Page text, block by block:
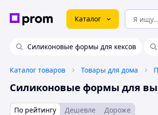
Каталог
Силиконовые формы для кексов
Каталог товаров Товары для дома
Силиконовые формы для
По рейтингу Дешевле Дороже